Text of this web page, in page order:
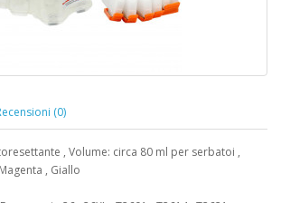
(0)
, Volume: circa 80 ml per serbatoi ,
, Giallo